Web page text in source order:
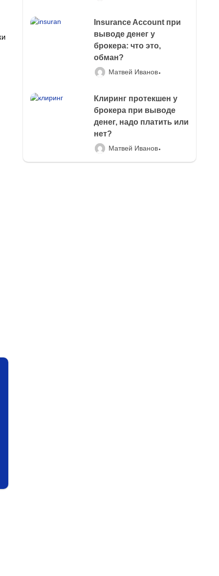
Insurance Account при
выводе денег у
брокера: что это,
обман?
Матвей Иванов
Клиринг протекшен у
брокера при выводе
денег, надо платить или
нет?
Матвей Иванов